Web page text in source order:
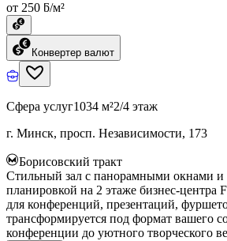
от 250 ƃ/м²
Конвертер валют
Сфера услуг1034 м²2/4 этаж
г. Минск, просп. Независимости, 173
Борисовский тракт
Стильный зал с панорамными окнами и
планировкой на 2 этаже бизнес-центра
для конференций, презентаций,
трансформируется под формат вашего
конференции до уютного творческого